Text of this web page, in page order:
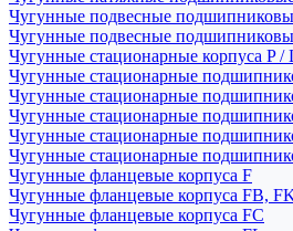
Чугунные подвесные
Чугунные подвесные
Чугунные стационарные корпуса P /
Чугунные стационарные
Чугунные стационарные
Чугунные стационарные
Чугунные стационарные
Чугунные стационарные
Чугунные фланцевые корпуса F
Чугунные фланцевые корпуса FB,
Чугунные фланцевые корпуса FC